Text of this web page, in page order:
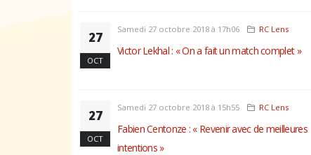
27
OCT
Samedi 27 octobre 2018 à 17h06 RC Lens
Victor Lekhal : « On a fait un match complet »
27
OCT
Samedi 27 octobre 2018 à 15h55 RC Lens
Fabien Centonze : « Revenir avec de meilleures
intentions »